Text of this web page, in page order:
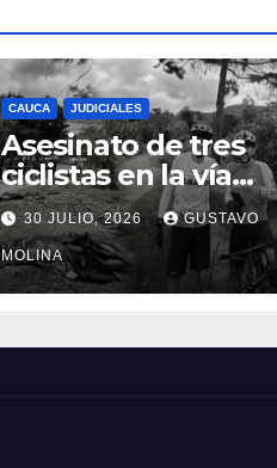
CAUCA JUDICIALES
Asesinato de tres
ciclistas en la vía
Totoró – Silvia,
genera
consternación en el
Cauca
30 JULIO, 2026 GUSTAVO
MOLINA